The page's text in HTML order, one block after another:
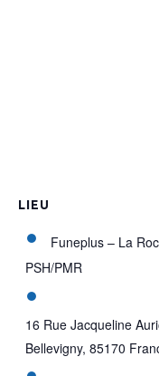
LIEU
Funeplus – La
PSH/PMR
16 Rue Jacqueline
Bellevigny, 85170